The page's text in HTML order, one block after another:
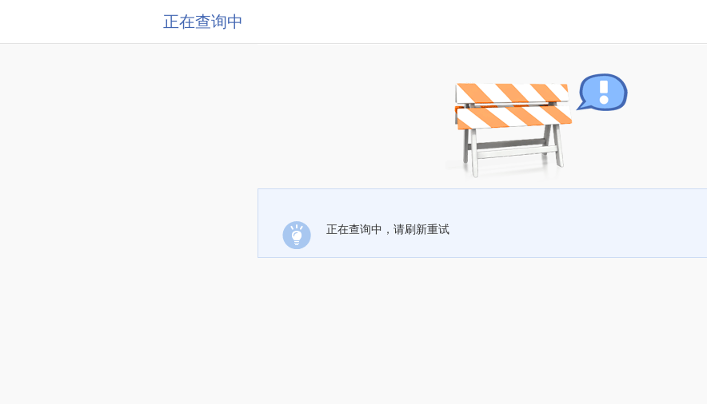
正在查询中
正在查询中，请刷新重试